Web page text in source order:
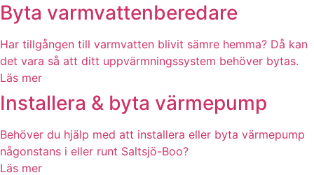
Byta varmvattenberedare
Har tillgången till varmvatten blivit sämre hemma? Då kan
det vara så att ditt uppvärmningssystem behöver bytas.
Läs mer
Installera & byta värmepump
Behöver du hjälp med att installera eller byta värmepump
någonstans i eller runt Saltsjö-Boo?
Läs mer